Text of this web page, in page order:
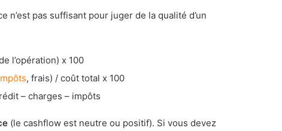
n’est pas suffisant pour juger de la qualité d’un
l’opération) x 100
, frais) / coût total x 100
– charges – impôts
(le cashflow est neutre ou positif). Si vous devez